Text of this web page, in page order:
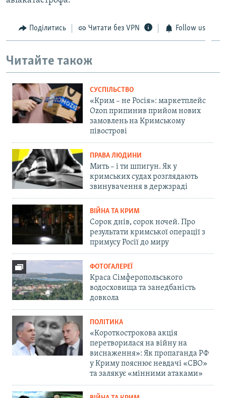
Поділитись Читати без VPN Follow us
Читайте також
СУСПІЛЬСТВО
«Крим – не Росія»: маркетплейс
Ozon припинив прийом нових
замовлень на Кримському
півострові
ПРАВА ЛЮДИНИ
Мить – і ти шпигун. Як у
кримських судах розглядають
звинувачення в держзраді
ВІЙНА ТА КРИМ
Сорок днів, сорок ночей. Про
результати кримської операції з
примусу Росії до миру
ФОТОГАЛЕРЕЇ
Краса Сімферопольського
водосховища та занедбаність
довкола
ПОЛІТИКА
«Короткострокова акція
перетворилася на війну на
виснаження»: Як пропаганда РФ
у Криму пояснює невдачі «СВО»
та залякує «мінними атаками»